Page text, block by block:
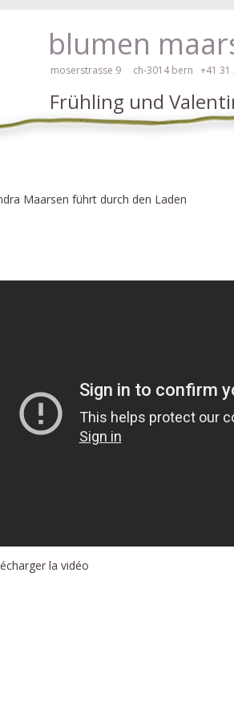
braille, veuillez cliquer ici!
blumen
moserstrasse 9 ch-3014 bern +41 31
Frühling und
Maarsen führt durch den Laden
la vidéo